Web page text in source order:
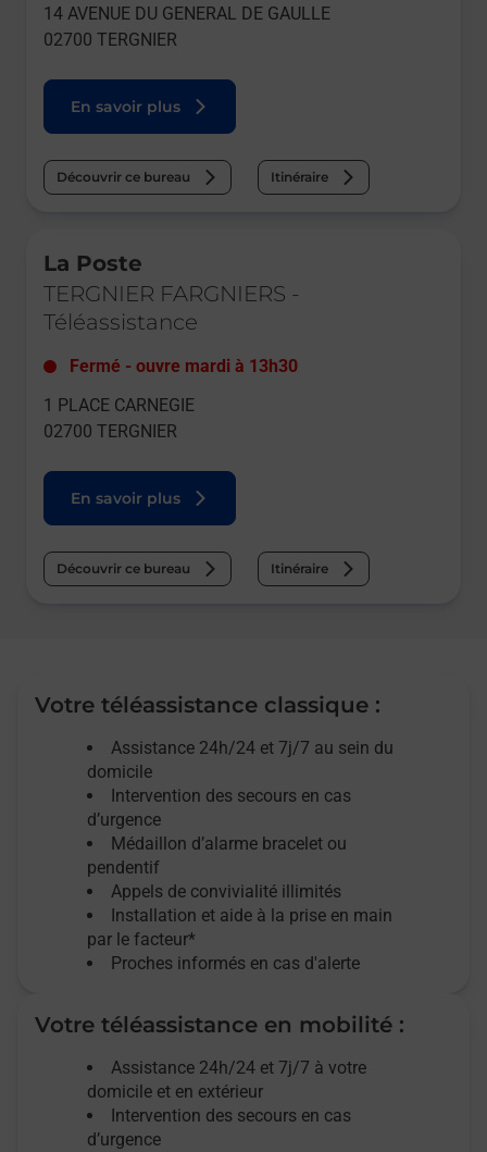
14 AVENUE DU GENERAL DE GAULLE
02700 TERGNIER
En savoir plus
Découvrir ce bureau Itinéraire
La Poste
TERGNIER FARGNIERS -
Téléassistance
Fermé - ouvre mardi à 13h30
1 PLACE CARNEGIE
02700 TERGNIER
En savoir plus
Découvrir ce bureau Itinéraire
Votre téléassistance classique :
Assistance 24h/24 et 7j/7 au sein du
domicile
Intervention des secours en cas
d’urgence
Médaillon d’alarme bracelet ou
pendentif
Appels de convivialité illimités
Installation et aide à la prise en main
par le facteur*
Proches informés en cas d'alerte
Votre téléassistance en mobilité :
Assistance 24h/24 et 7j/7 à votre
domicile et en extérieur
Intervention des secours en cas
d’urgence